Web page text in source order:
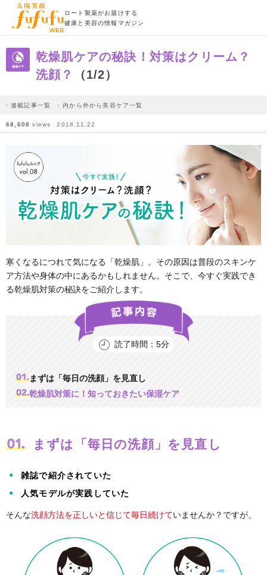
ロート製薬がお届けする
健康と美容の情報マガジン
乾燥肌ケアの秘訣！対策はクリーム？
洗顔？
（1/2）
連載記事一覧 内から外から美容ケア一覧
68,608 views 2018.11.22
寒くなるにつれて気になる「乾燥肌」。その原因は普段のスキンケ
ア方法や身体の中にあるかもしれません。そこで、今すぐ実践でき
る乾燥肌対策の秘訣をご紹介します。
まずは「毎日の洗顔」を見直し
乾燥肌対策に！知っておきたい保湿ケア
読了時間：5分
まずは「毎日の洗顔」を見直し
雑誌で紹介されていた
人気モデルが実践していた
そんな洗顔方法を正しいと信じて毎日続けていませんか？ですが、